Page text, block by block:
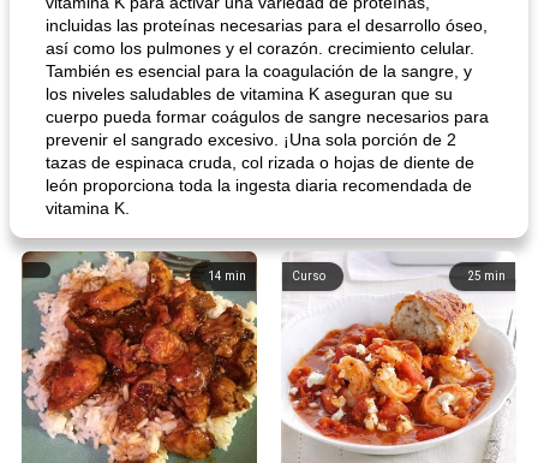
incluidas las proteínas necesarias para el desarrollo óseo,
así como los pulmones y el corazón. crecimiento celular.
También es esencial para la coagulación de la sangre, y
los niveles saludables de vitamina K aseguran que su
cuerpo pueda formar coágulos de sangre necesarios para
prevenir el sangrado excesivo. ¡Una sola porción de 2
tazas de espinaca cruda, col rizada o hojas de diente de
león proporciona toda la ingesta diaria recomendada de
vitamina K.
14 min 25 min
Curso